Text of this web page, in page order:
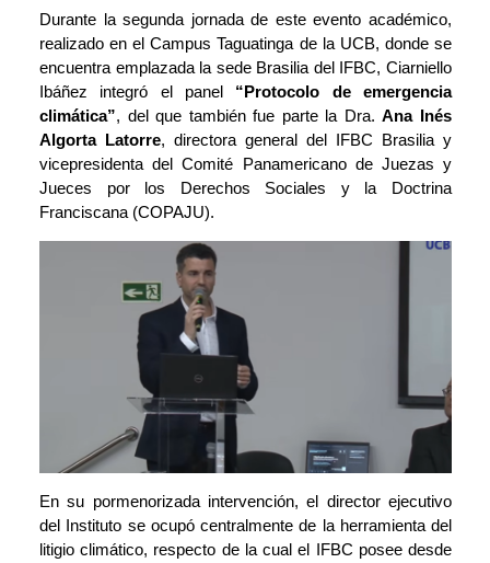
Durante la segunda jornada de este evento académico,
realizado en el Campus Taguatinga de la UCB, donde se
encuentra emplazada la sede Brasilia del IFBC, Ciarniello
Ibáñez integró el panel “Protocolo de emergencia
climática”, del que también fue parte la Dra.Ana Inés
Algorta Latorre, directora general del IFBC Brasilia y
vicepresidenta del Comité Panamericano de Juezas y
Jueces por los Derechos Sociales y la Doctrina
Franciscana (COPAJU).
En su pormenorizada intervención, el director ejecutivo
del Instituto se ocupó centralmente de la herramienta del
litigio climático, respecto de la cual el IFBC posee desde